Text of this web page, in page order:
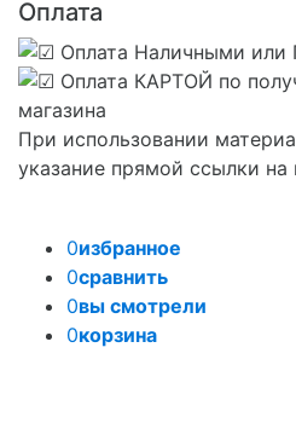
Оплата
При использовании
указание прямой ссылки на
0избранное
0сравнить
0вы смотрели
0корзина